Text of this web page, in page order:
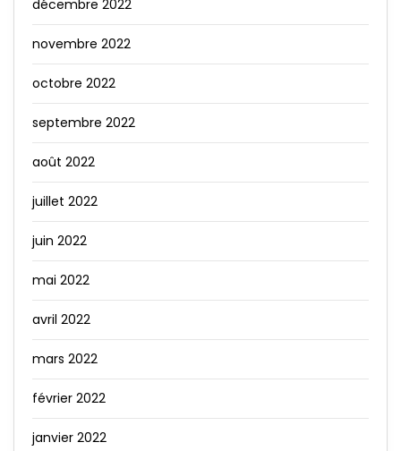
décembre 2022
novembre 2022
octobre 2022
septembre 2022
août 2022
juillet 2022
juin 2022
mai 2022
avril 2022
mars 2022
février 2022
janvier 2022